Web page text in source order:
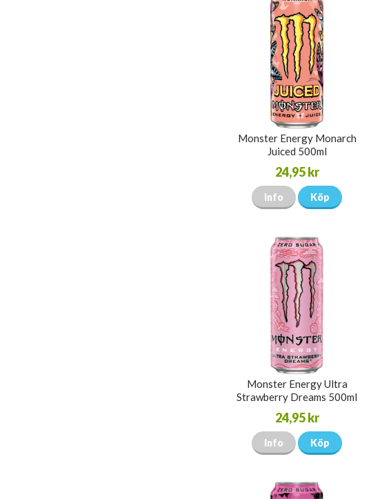
Monster Energy Monarch
Juiced 500ml
24,95 kr
Info Köp
Monster Energy Ultra
Strawberry Dreams 500ml
24,95 kr
Info Köp